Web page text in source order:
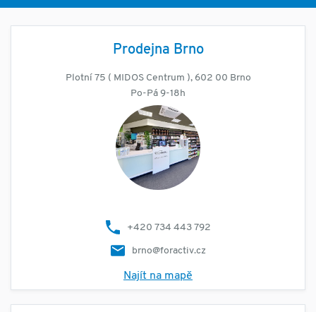
Prodejna Brno
Plotní 75 ( MIDOS Centrum ), 602 00 Brno
Po-Pá 9-18h
+420 734 443 792
brno@foractiv.cz
Najít na mapě